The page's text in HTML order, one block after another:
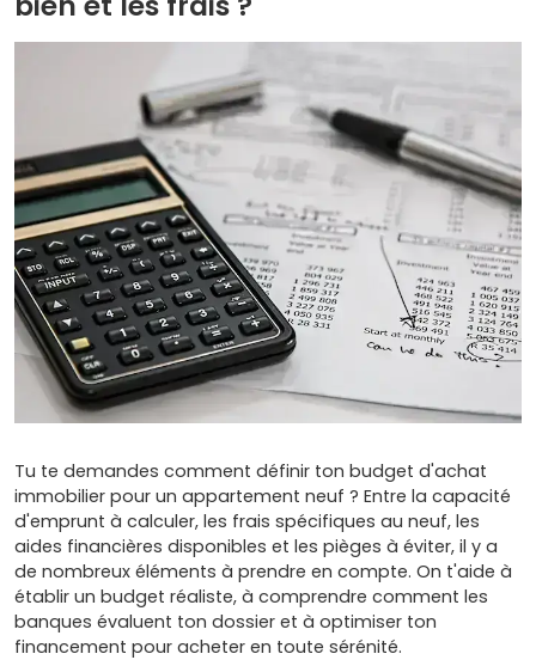
Tu te demandes comment définir ton budget d'achat
immobilier pour un appartement neuf ? Entre la capacité
d'emprunt à calculer, les frais spécifiques au neuf, les
aides financières disponibles et les pièges à éviter, il y a
de nombreux éléments à prendre en compte. On t'aide à
établir un budget réaliste, à comprendre comment les
banques évaluent ton dossier et à optimiser ton
financement pour acheter en toute sérénité.